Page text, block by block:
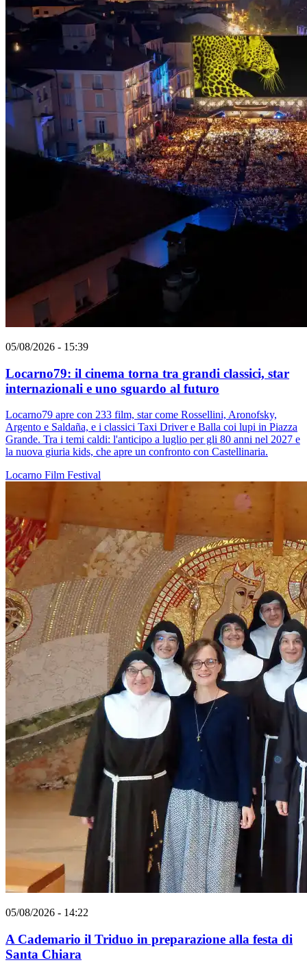
05/08/2026 - 15:39
Locarno79: il cinema torna tra grandi classici, star
internazionali e uno sguardo al futuro
Locarno79 apre con 233 film, star come Rossellini, Aronofsky,
Argento e Saldaña, e i classici Taxi Driver e Balla coi lupi in Piazza
Grande. Tra i temi caldi: l'anticipo a luglio per gli 80 anni nel 2027 e
la nuova giuria kids, che apre un confronto con Castellinaria.
Locarno Film Festival
05/08/2026 - 14:22
A Cademario il Triduo in preparazione alla festa di
Santa Chiara